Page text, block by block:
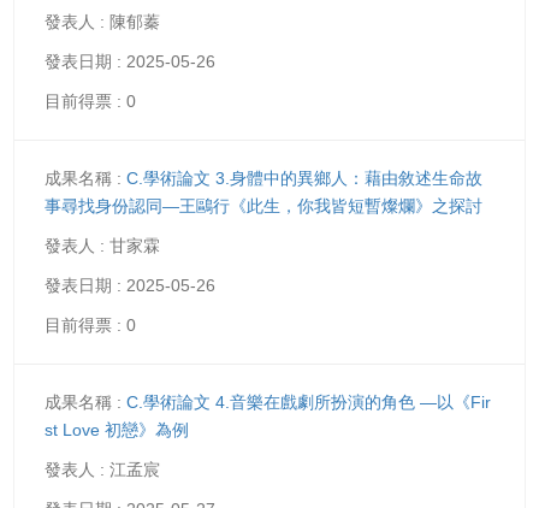
陳郁蓁
2025-05-26
0
C.學術論文 3.身體中的異鄉人：藉由敘述生命故
事尋找身份認同—王鷗行《此生，你我皆短暫燦爛》之探討
甘家霖
2025-05-26
0
C.學術論文 4.音樂在戲劇所扮演的角色 —以《Fir
st Love 初戀》為例
江孟宸